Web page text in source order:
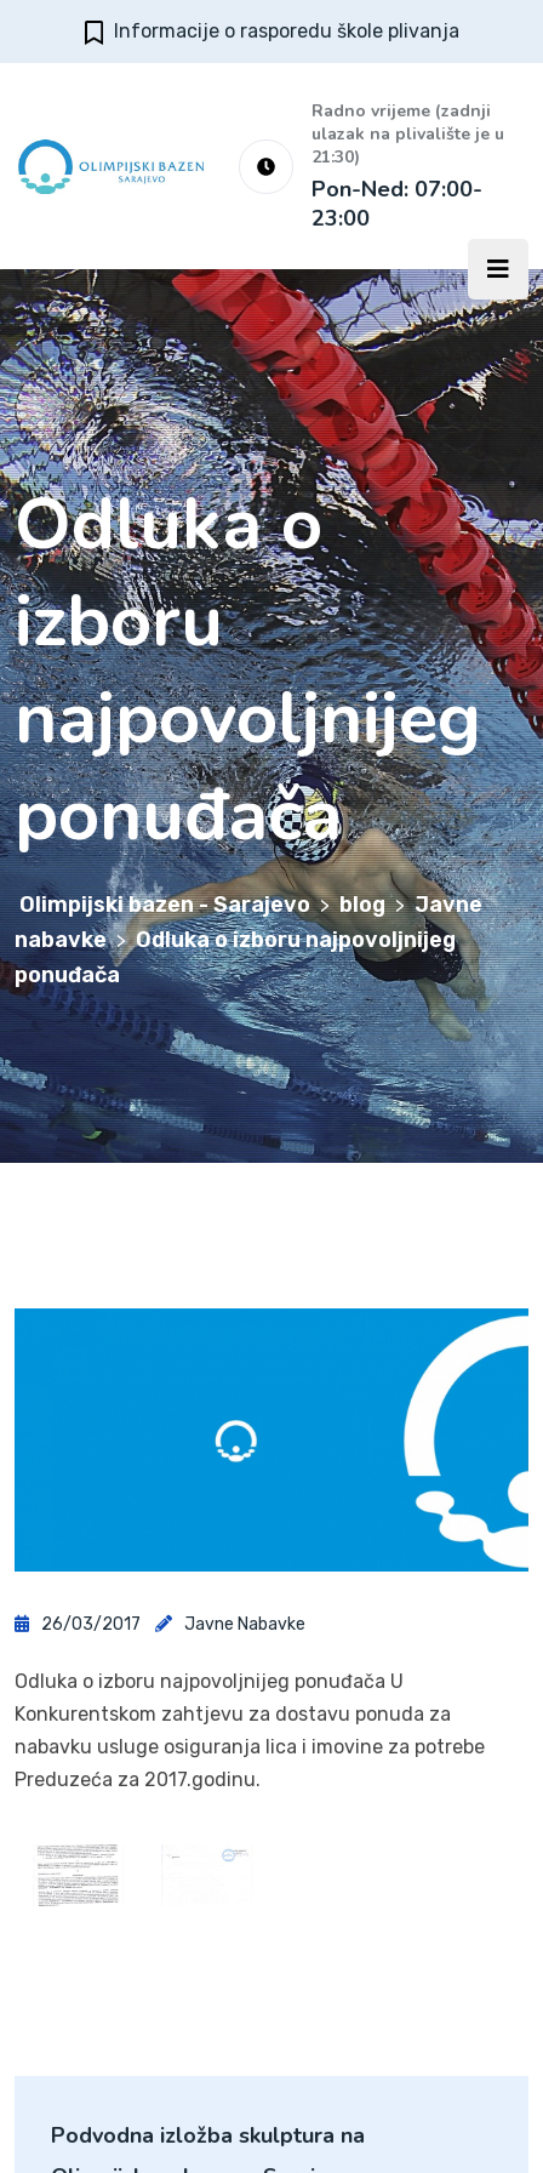
Informacije o rasporedu škole plivanja
Radno vrijeme (zadnji
ulazak na plivalište je u
21:30)
Pon-Ned: 07:00-
23:00
Odluka o
izboru
najpovoljnijeg
ponuđača
Olimpijski bazen - Sarajevo > blog > Javne
nabavke > Odluka o izboru najpovoljnijeg
ponuđača
26/03/2017 Javne Nabavke
Odluka o izboru najpovoljnijeg ponuđača U
Konkurentskom zahtjevu za dostavu ponuda za
nabavku usluge osiguranja lica i imovine za potrebe
Preduzeća za 2017.godinu.
Podvodna izložba skulptura na